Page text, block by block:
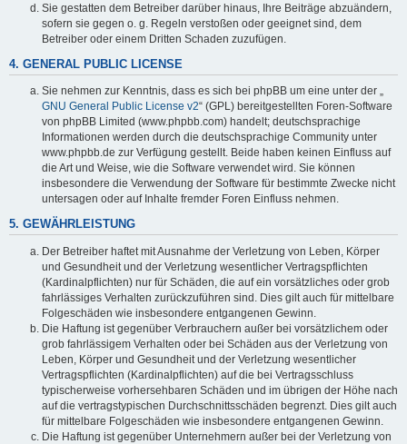
Sie gestatten dem Betreiber darüber hinaus, Ihre Beiträge abzuändern,
sofern sie gegen o. g. Regeln verstoßen oder geeignet sind, dem
Betreiber oder einem Dritten Schaden zuzufügen.
4. GENERAL PUBLIC LICENSE
Sie nehmen zur Kenntnis, dass es sich bei phpBB um eine unter der „
GNU General Public License v2“ (GPL) bereitgestellten Foren-Software
von phpBB Limited (www.phpbb.com) handelt; deutschsprachige
Informationen werden durch die deutschsprachige Community unter
www.phpbb.de zur Verfügung gestellt. Beide haben keinen Einfluss auf
die Art und Weise, wie die Software verwendet wird. Sie können
insbesondere die Verwendung der Software für bestimmte Zwecke nicht
untersagen oder auf Inhalte fremder Foren Einfluss nehmen.
5. GEWÄHRLEISTUNG
Der Betreiber haftet mit Ausnahme der Verletzung von Leben, Körper
und Gesundheit und der Verletzung wesentlicher Vertragspflichten
(Kardinalpflichten) nur für Schäden, die auf ein vorsätzliches oder grob
fahrlässiges Verhalten zurückzuführen sind. Dies gilt auch für mittelbare
Folgeschäden wie insbesondere entgangenen Gewinn.
Die Haftung ist gegenüber Verbrauchern außer bei vorsätzlichem oder
grob fahrlässigem Verhalten oder bei Schäden aus der Verletzung von
Leben, Körper und Gesundheit und der Verletzung wesentlicher
Vertragspflichten (Kardinalpflichten) auf die bei Vertragsschluss
typischerweise vorhersehbaren Schäden und im übrigen der Höhe nach
auf die vertragstypischen Durchschnittsschäden begrenzt. Dies gilt auch
für mittelbare Folgeschäden wie insbesondere entgangenen Gewinn.
Die Haftung ist gegenüber Unternehmern außer bei der Verletzung von